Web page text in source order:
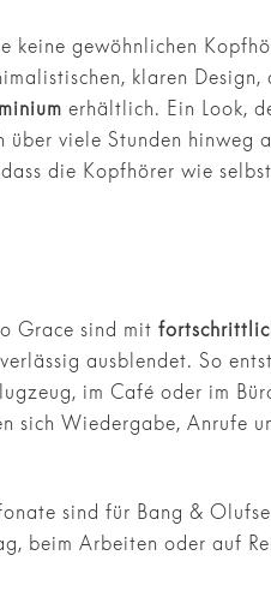
keine gewöhnlichen
klaren
erhältlich. Ein Look,
viele Stunden hinweg
die Kopfhörer wie
Grace sind mit
ausblendet. So
im Café oder im
Wiedergabe, Anrufe
sind für Bang &
beim Arbeiten oder auf